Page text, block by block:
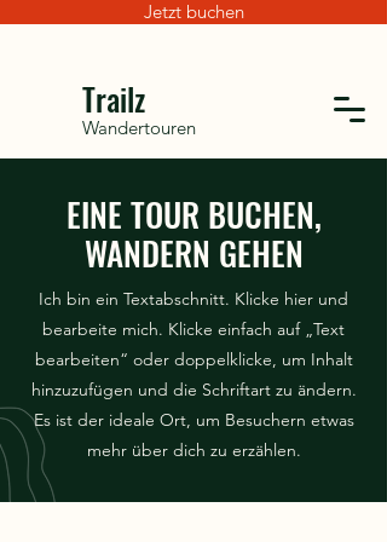
Jetzt buchen
Trailz
Wandertouren
EINE TOUR BUCHEN,
WANDERN GEHEN
Ich bin ein Textabschnitt. Klicke hier und
bearbeite mich. Klicke einfach auf „Text
bearbeiten“ oder doppelklicke, um Inhalt
hinzuzufügen und die Schriftart zu ändern.
Es ist der ideale Ort, um Besuchern etwas
mehr über dich zu erzählen.